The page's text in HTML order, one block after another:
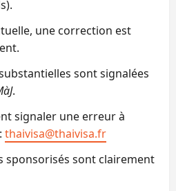
une correction est
sont signalées
.
signaler une erreur à
thaivisa@thaivisa.fr
sponsorisés sont clairement